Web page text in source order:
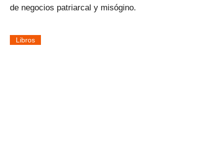
de negocios patriarcal y misógino.
Libros